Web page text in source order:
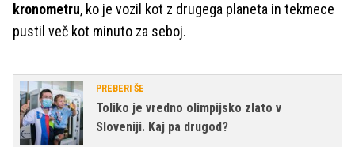
kronometru, ko je vozil kot z drugega planeta in tekmece
pustil več kot minuto za seboj.
PREBERI ŠE
Toliko je vredno olimpijsko zlato v
Sloveniji. Kaj pa drugod?